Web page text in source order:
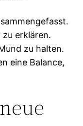
erklären.
zu halten.
eine Balance,